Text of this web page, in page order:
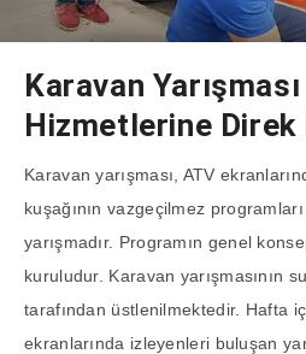
Karavan
Hizmetlerine Direk
Karavan yarışması, ATV
kuşağının vazgeçilmez
yarışmadır. Programın genel
kuruludur. Karavan yarışmasının
tarafından üstlenilmektedir. Hafta
ekranlarında izleyenleri buluşan